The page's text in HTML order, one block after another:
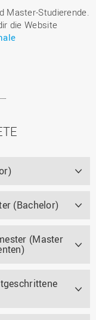
Master-Studierende.
die Website
(Bachelor)
(Master